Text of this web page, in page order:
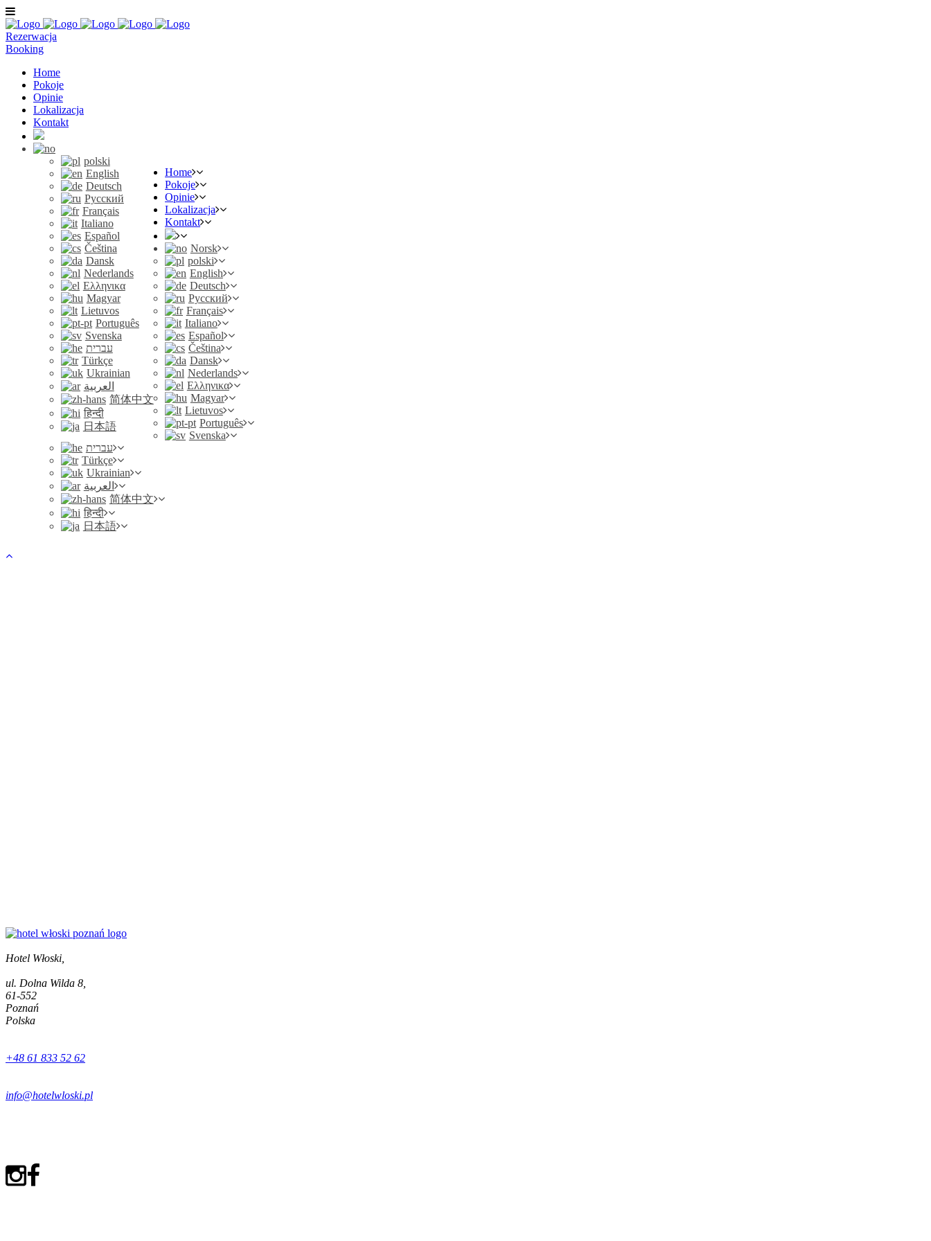
Rezerwacja
Booking
Home
Pokoje
Opinie
Lokalizacja
Kontakt
polski
English
Deutsch
Русский
Français
Italiano
Español
Čeština
Dansk
Nederlands
Ελληνικα
Magyar
Lietuvos
Português
Svenska
עברית
Türkçe
Ukrainian
العربية
简体中文
हिन्दी
日本語
Home
Pokoje
Opinie
Lokalizacja
Kontakt
Norsk
polski
English
Deutsch
Русский
Français
Italiano
Español
Čeština
Dansk
Nederlands
Ελληνικα
Magyar
Lietuvos
Português
Svenska
עברית
Türkçe
Ukrainian
العربية
简体中文
हिन्दी
日本語
Hotel Włoski,
ul. Dolna Wilda 8,
61-552
Poznań
Polska
+48 61 833 52 62
info@hotelwloski.pl